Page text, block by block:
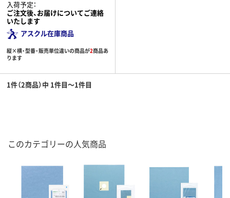
入荷予定：
ご注文後、お届けについてご連絡
いたします
アスクル在庫商品
縦×横・型番・販売単位違いの商品が2商品あ
ります
1件（2商品）中 1件目～1件目
このカテゴリーの人気商品